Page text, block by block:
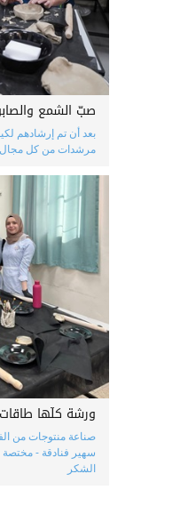
بعد أن تم إرشادهم
مرشدات من كل
صناعة منتوجات من
سهير فنادقة - مختصة
الشكر